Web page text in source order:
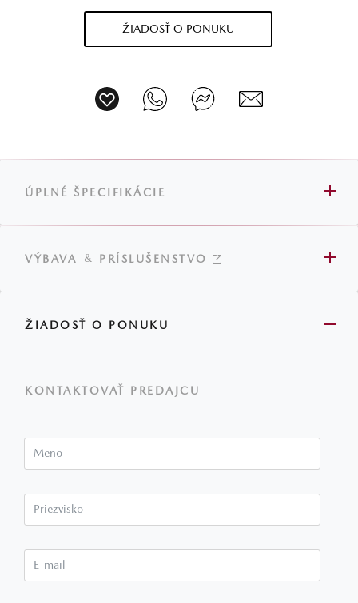
ŽIADOSŤ O PONUKU
ÚPLNÉ ŠPECIFIKÁCIE
VÝBAVA & PRÍSLUŠENSTVO
ŽIADOSŤ O PONUKU
KONTAKTOVAŤ PREDAJCU